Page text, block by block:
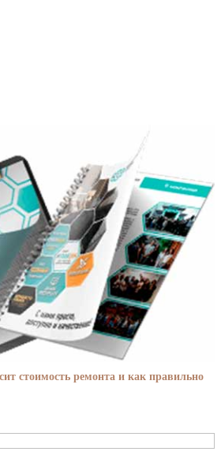
стоимость ремонта и как правильно